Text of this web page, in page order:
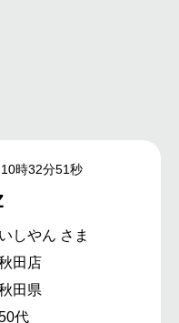
時32分51秒
いしやん さま
田店
田県
代